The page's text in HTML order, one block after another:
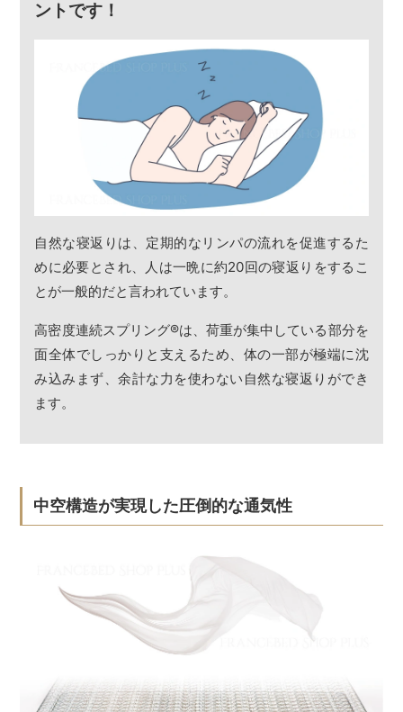
ントです！
自然な寝返りは、定期的なリンパの流れを促進するた
めに必要とされ、人は一晩に約20回の寝返りをするこ
とが一般的だと言われています。
高密度連続スプリング®は、荷重が集中している部分を
面全体でしっかりと支えるため、体の一部が極端に沈
み込みまず、余計な力を使わない自然な寝返りができ
ます。
中空構造が実現した圧倒的な通気性